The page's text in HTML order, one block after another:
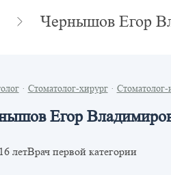
Чернышов Егор
· Стоматолог-хирург·
Егор
летВрач первой категории